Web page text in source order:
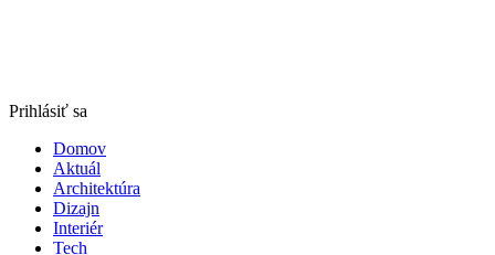
Prihlásiť sa
Domov
Aktuál
Architektúra
Dizajn
Interiér
Tech